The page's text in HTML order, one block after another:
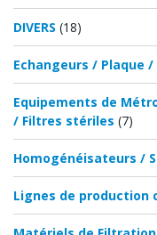
DIVERS (18)
Echangeurs / Plaque
Equipements de
/ Filtres stériles (7)
Homogénéisateurs /
Lignes de production